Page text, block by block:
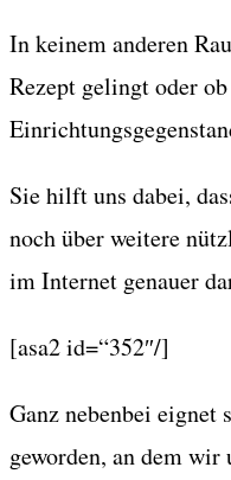
In keinem anderen
Rezept gelingt oder
Sie hilft uns dabei,
noch über weitere
im Internet genauer
[asa2 id=“352″/]
Ganz nebenbei
geworden, an dem